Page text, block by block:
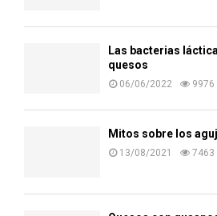
Las bacterias
quesos
06/06/2022 9976
Mitos sobre los
13/08/2021 7463